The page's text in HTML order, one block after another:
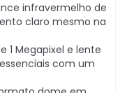
infravermelho de
claro mesmo na
1 Megapixel e lente
com um